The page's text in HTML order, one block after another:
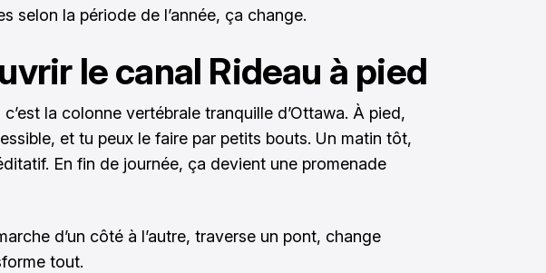
selon la période de l’année, ça change.
le canal Rideau à pied
la colonne vertébrale tranquille d’Ottawa. À pied,
et tu peux le faire par petits bouts. Un matin tôt,
En fin de journée, ça devient une promenade
d’un côté à l’autre, traverse un pont, change
tout.